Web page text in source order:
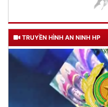
TRUYỀN HÌNH AN NINH HP